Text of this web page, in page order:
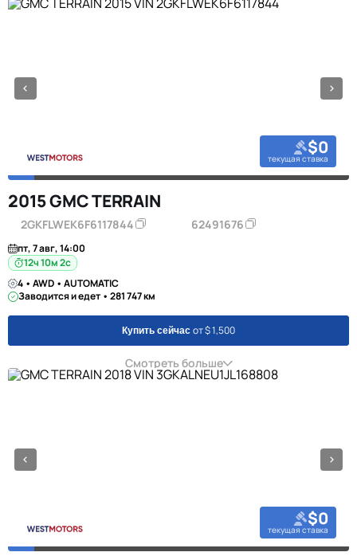
$0
текущая ставка
2015 GMC TERRAIN
2GKFLWEK6F6117844 62491676
пт, 7 авг, 14:00
12ч 10м 1с
4 • AWD • AUTOMATIC
Заводится и едет • 281 747 км
Купить сейчас от $ 1,500
Смотреть больше
$0
текущая ставка